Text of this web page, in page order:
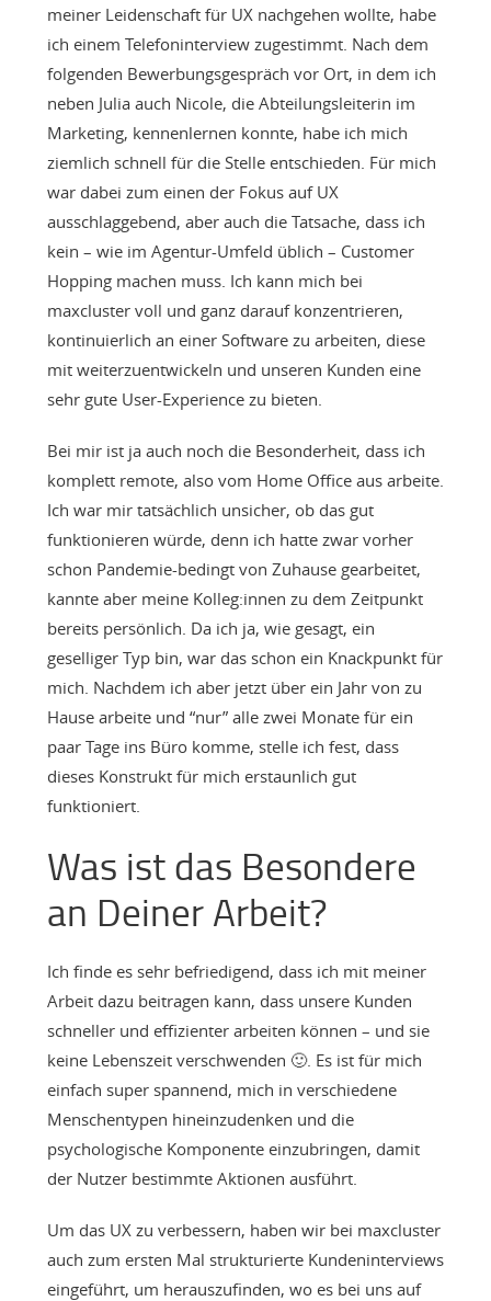
meiner Leidenschaft für UX nachgehen wollte, habe
ich einem Telefoninterview zugestimmt. Nach dem
folgenden Bewerbungsgespräch vor Ort, in dem ich
neben Julia auch Nicole, die Abteilungsleiterin im
Marketing, kennenlernen konnte, habe ich mich
ziemlich schnell für die Stelle entschieden. Für mich
war dabei zum einen der Fokus auf UX
ausschlaggebend, aber auch die Tatsache, dass ich
kein – wie im Agentur-Umfeld üblich – Customer
Hopping machen muss. Ich kann mich bei
maxcluster voll und ganz darauf konzentrieren,
kontinuierlich an einer Software zu arbeiten, diese
mit weiterzuentwickeln und unseren Kunden eine
sehr gute User-Experience zu bieten.
Bei mir ist ja auch noch die Besonderheit, dass ich
komplett remote, also vom Home Office aus arbeite.
Ich war mir tatsächlich unsicher, ob das gut
funktionieren würde, denn ich hatte zwar vorher
schon Pandemie-bedingt von Zuhause gearbeitet,
kannte aber meine Kolleg:innen zu dem Zeitpunkt
bereits persönlich. Da ich ja, wie gesagt, ein
geselliger Typ bin, war das schon ein Knackpunkt für
mich. Nachdem ich aber jetzt über ein Jahr von zu
Hause arbeite und “nur” alle zwei Monate für ein
paar Tage ins Büro komme, stelle ich fest, dass
dieses Konstrukt für mich erstaunlich gut
funktioniert.
Was ist das Besondere
an Deiner Arbeit?
Ich finde es sehr befriedigend, dass ich mit meiner
Arbeit dazu beitragen kann, dass unsere Kunden
schneller und effizienter arbeiten können – und sie
keine Lebenszeit verschwenden 🙂. Es ist für mich
einfach super spannend, mich in verschiedene
Menschentypen hineinzudenken und die
psychologische Komponente einzubringen, damit
der Nutzer bestimmte Aktionen ausführt.
Um das UX zu verbessern, haben wir bei maxcluster
auch zum ersten Mal strukturierte Kundeninterviews
eingeführt, um herauszufinden, wo es bei uns auf